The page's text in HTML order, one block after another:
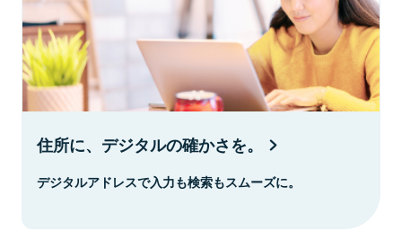
住所に、デジタルの確かさを。
デジタルアドレスで入力も検索もスムーズに。